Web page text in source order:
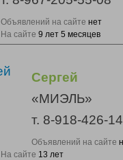
Объявлений на сайте нет
На сайте 9 лет 5 месяцев
Сергей
«МИЭЛЬ»
т. 8-918-426-
Объявлений на сайте
На сайте 13 лет